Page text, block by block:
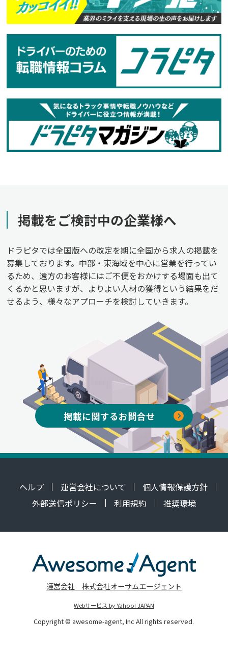
掲載をご検討中の企業様へ
ドラピタでは全国版への改定を期に全国から求人の掲載を
募集しております。中部・東海域を中心に営業を行ってい
るため、遠方のお客様にはご不便をおかけする場面も出て
くるかと思いますが、よりよい人材の獲得という結果をだ
せるよう、様々なアプローチを検討していきます。
掲載に関するお問合せ
ヘルプ 運営会社について
個人情報保護方針
外部送信ポリシー
利用規約 推奨環境
運営会社 株式会社オーサムエージェント
Webサービス by Yahoo! JAPAN
Copyright © awesome-agent, Inc All rights reserved.